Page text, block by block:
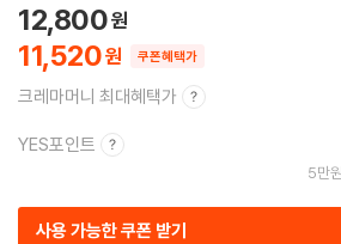
11,520
12,800
쿠폰혜택가
크레마머니 최대혜택가
YES포인트
5만
사용 가능한 쿠폰 받기